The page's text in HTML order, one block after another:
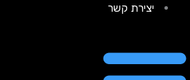
יצירת קשר